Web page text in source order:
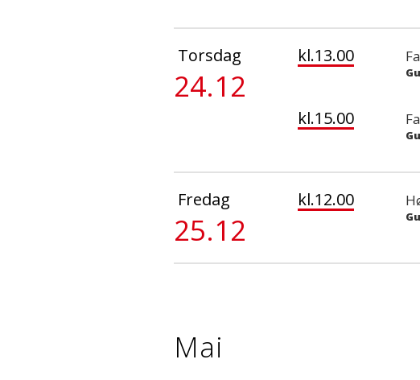
Torsdag
24.12
kl.13.00
kl.15.00
Fredag
25.12
kl.12.00
Mai